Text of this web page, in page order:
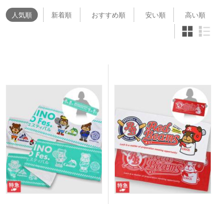
人気順 新着順 おすすめ順 安い順 高い順